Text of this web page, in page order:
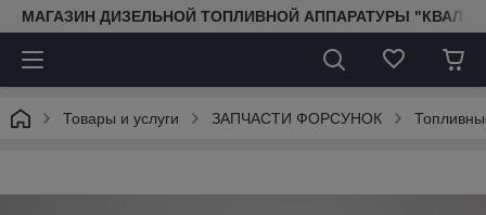
МАГАЗИН ДИЗЕЛЬНОЙ ТОПЛИВНОЙ АППАРАТУРЫ
Товары и услуги ЗАПЧАСТИ ФОРСУНОК